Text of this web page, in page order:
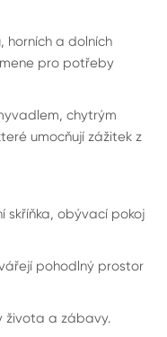
horních a dolních
pro potřeby
chytrým
umocňují zážitek z
skříňka, obývací pokoj
pohodlný prostor
života a zábavy.